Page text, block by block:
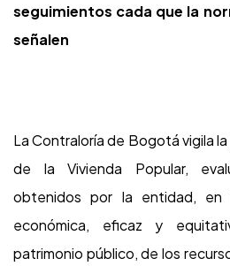
seguimientos cada que la
señalen
La Contraloría de Bogotá vigila
de la Vivienda Popular,
obtenidos por la entidad, en
económica, eficaz y
patrimonio público, de los